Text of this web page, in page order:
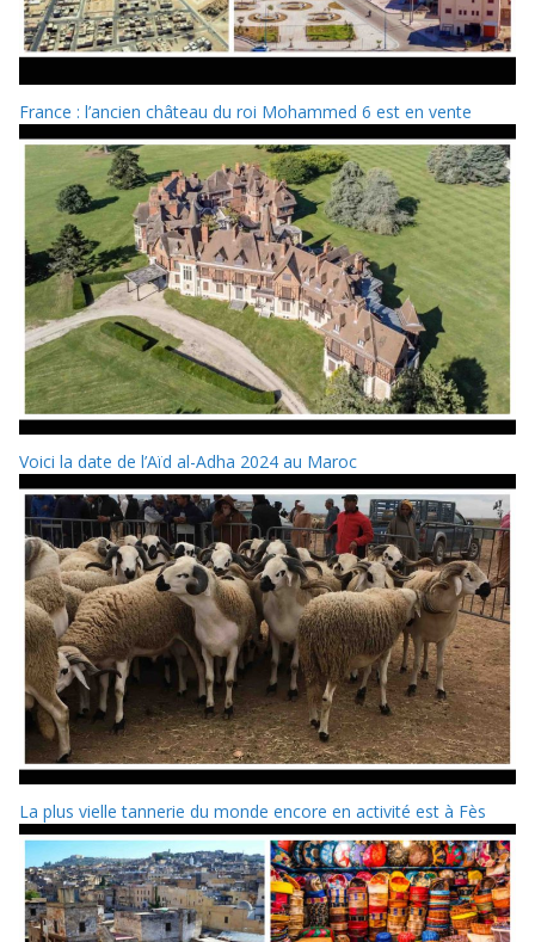
France : l’ancien château du roi Mohammed 6 est en vente
Voici la date de l’Aïd al-Adha 2024 au Maroc
La plus vielle tannerie du monde encore en activité est à Fès